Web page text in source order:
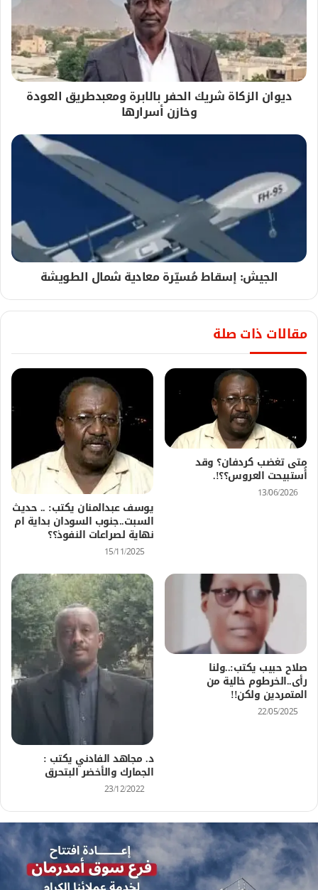
ديوان الزكاة شريك الحفر بالابرة ومعبدطريق العودة
وخازن أسرارها
الجيش: إسقاط مُسيّرة معادية شمال الطويشة
مقالات ذات صلة
متى تغضب كردفان؟ وقد
أُستبيحت العروس؟؟!.
13/06/2026
يوسف عبدالمنان يكتب: .. حديث
السبت..جنوب السودان بداية ام
نهاية لصراعات النفوذ؟؟
15/11/2025
صلاح حبيب يكتب:..ولنا
رأى..الخرطوم خالية من
المتمردين ولكن!!
22/05/2025
د. مجاهد الفادني يكتب :
الجمارك والأخضر البتحرق
23/12/2022